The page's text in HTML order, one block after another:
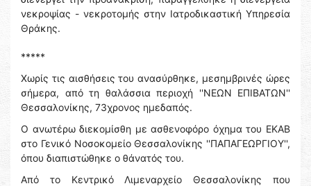
νεκροψίας - νεκροτομής στην Ιατροδικαστική Υπηρεσία
Θράκης.
*****
Χωρίς τις αισθήσεις του ανασύρθηκε, μεσημβρινές ώρες
σήμερα, από τη θαλάσσια περιοχή ''ΝΕΩΝ ΕΠΙΒΑΤΩΝ''
Θεσσαλονίκης, 73χρονος ημεδαπός.
Ο ανωτέρω διεκομίσθη με ασθενοφόρο όχημα του ΕΚΑΒ
στο Γενικό Νοσοκομείο Θεσσαλονίκης ''ΠΑΠΑΓΕΩΡΓΙΟΥ'',
όπου διαπιστώθηκε ο θάνατός του.
Από το Κεντρικό Λιμεναρχείο Θεσσαλονίκης που